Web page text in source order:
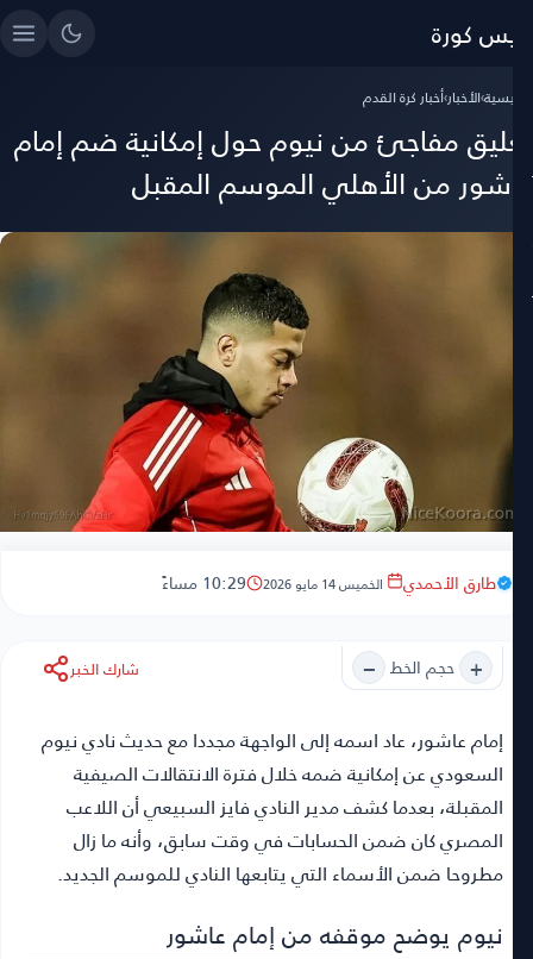
كورة
›الأخبار›أخبار كرة القدم
مفاجئ من نيوم حول إمكانية ضم إمام
من الأهلي الموسم المقبل
طارق الأحمدي الخميس 14 مايو 2026 10:29 مساءً
+ حجم الخط − شارك الخبر
إمام عاشور، عاد اسمه إلى الواجهة مجددا مع حديث نادي نيوم
السعودي عن إمكانية ضمه خلال فترة الانتقالات الصيفية
المقبلة، بعدما كشف مدير النادي فايز السبيعي أن اللاعب
المصري كان ضمن الحسابات في وقت سابق، وأنه ما زال
مطروحا ضمن الأسماء التي يتابعها النادي للموسم الجديد.
نيوم يوضح موقفه من إمام عاشور